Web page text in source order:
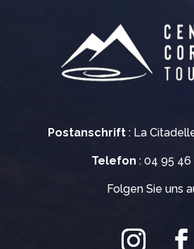
Postanschrift : La
Telefon : 04 95 46
Folgen Sie uns